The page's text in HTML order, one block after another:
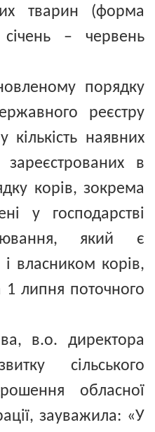
тварин (форма
– червень
порядку
реєстру
кількість наявних
зареєстрованих в
корів, зокрема
у господарстві
який є
власником корів,
1 липня поточного
в.о. директора
сільського
обласної
зауважила: «У